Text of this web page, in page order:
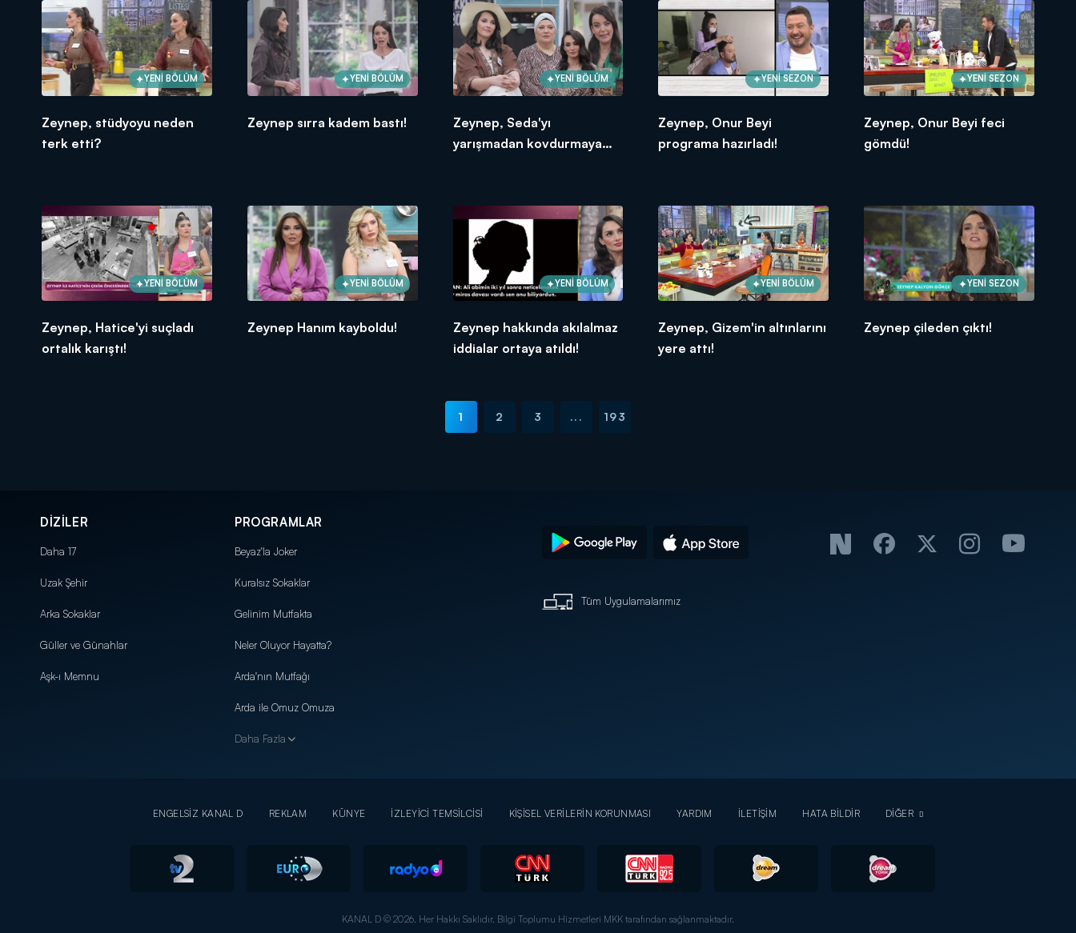
YENİ BÖLÜM
Zeynep, stüdyoyu neden
terk etti?
YENİ BÖLÜM
Zeynep sırra kadem bastı!
YENİ BÖLÜM
Zeynep, Seda'yı
yarışmadan kovdurmaya
YENİ SEZON
Zeynep, Onur Beyi
programa hazırladı!
YENİ SEZON
Zeynep, Onur Beyi feci
gömdü!
YENİ BÖLÜM
Zeynep, Hatice'yi suçladı
ortalık karıştı!
YENİ BÖLÜM
Zeynep Hanım kayboldu!
YENİ BÖLÜM
Zeynep hakkında akılalmaz
iddialar ortaya atıldı!
YENİ BÖLÜM
Zeynep, Gizem'in altınlarını
yere attı!
YENİ SEZON
Zeynep çileden çıktı!
1 2 3 ... 193
DİZİLER
Daha 17
Uzak Şehir
Arka Sokaklar
Güller ve Günahlar
Aşk-ı Memnu
PROGRAMLAR
Beyaz'la Joker
Kuralsız Sokaklar
Gelinim Mutfakta
Neler Oluyor Hayatta?
Arda'nın Mutfağı
Arda ile Omuz Omuza
Daha Fazla
Tüm Uygulamalarımız
ENGELSİZ KANAL D REKLAM KÜNYE İZLEYİCİ TEMSİLCİSİ KİŞİSEL VERİLERİN KORUNMASI YARDIM İLETİŞİM HATA BİLDİR DİĞER
KANAL D © 2026. Her Hakkı Saklıdır. Bilgi Toplumu Hizmetleri MKK tarafından sağlanmaktadır.